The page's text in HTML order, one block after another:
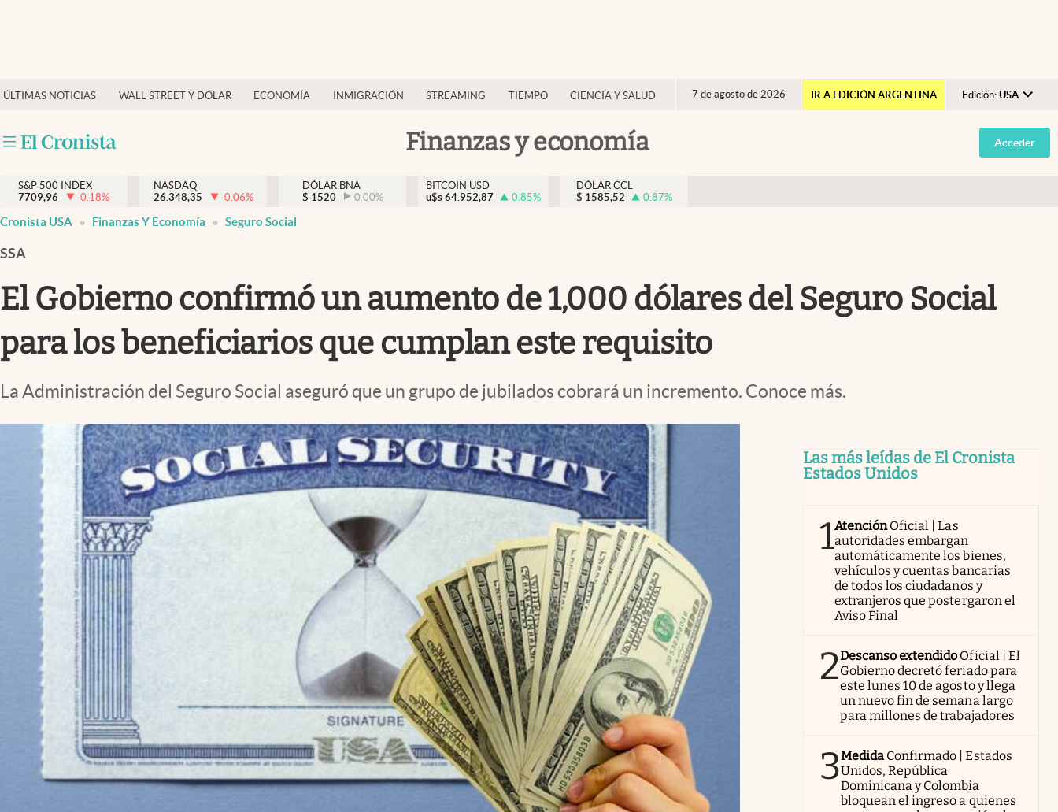
ÚLTIMAS NOTICIAS WALL STREET Y DÓLAR ECONOMÍA INMIGRACIÓN STREAMING TIEMPO CIENCIA Y SALUD 7 de agosto de 2026 IR A EDICIÓN ARGENTINA Edición: USA
Argentina
España
Finanzas y economía
Finanzas y economía
Inmigración
Trending
Streaming
Lifestyle
Acceder
S&P 500 INDEX
7709,96
-0.18%
NASDAQ
26.348,35
-0.06%
DÓLAR BNA
$ 1520 0.00%
BITCOIN USD
u$s 64.952,87 0.85%
DÓLAR CCL
$ 1585,52 0.87%
Cronista USA Finanzas Y Economía Seguro Social
SSA
El Gobierno confirmó un aumento de 1,000 dólares del Seguro Social
para los beneficiarios que cumplan este requisito
La Administración del Seguro Social aseguró que un grupo de jubilados cobrará un incremento. Conoce más.
Las más leídas de El Cronista
Estados Unidos
1AtenciónOficial | Las
autoridades embargan
automáticamente los bienes,
vehículos y cuentas bancarias
de todos los ciudadanos y
extranjeros que postergaron el
Aviso Final
2Descanso extendido Oficial | El
Gobierno decretó feriado para
este lunes 10 de agosto y llega
un nuevo fin de semana largo
para millones de trabajadores
3Medida Confirmado | Estados
Unidos, República
Dominicana y Colombia
bloquean el ingreso a quienes